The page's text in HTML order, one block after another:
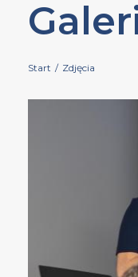
Start / Zdjęcia